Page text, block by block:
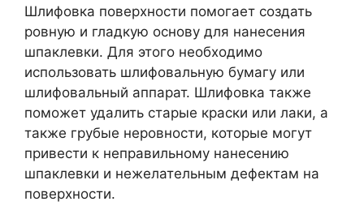
Шлифовка поверхности помогает создать
ровную и гладкую основу для нанесения
шпаклевки. Для этого необходимо
использовать шлифовальную бумагу или
шлифовальный аппарат. Шлифовка также
поможет удалить старые краски или лаки, а
также грубые неровности, которые могут
привести к неправильному нанесению
шпаклевки и нежелательным дефектам на
поверхности.